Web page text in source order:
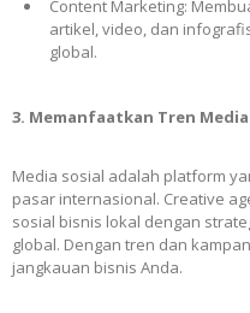
Content Marketing:
artikel, video, dan
global.
3. Memanfaatkan Tren
Media sosial adalah platform
pasar internasional. Creative
sosial bisnis lokal dengan
global. Dengan tren dan
jangkauan bisnis Anda.